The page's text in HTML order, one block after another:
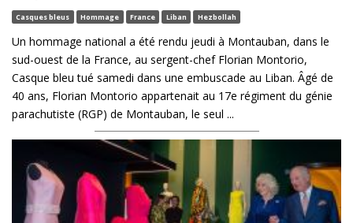
Casques bleus Hommage France Liban Hezbollah
Un hommage national a été rendu jeudi à Montauban, dans le
sud-ouest de la France, au sergent-chef Florian Montorio,
Casque bleu tué samedi dans une embuscade au Liban. Âgé de
40 ans, Florian Montorio appartenait au 17e régiment du génie
parachutiste (RGP) de Montauban, le seul ...